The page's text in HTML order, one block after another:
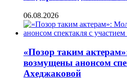
06.08.2026
«Позор таким
возмущены анонсом
Ахеджаковой